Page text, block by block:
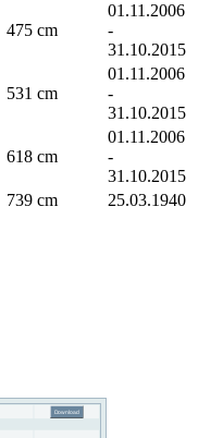
475 cm
01.11.2006
-
31.10.2015
531 cm
01.11.2006
-
31.10.2015
618 cm
01.11.2006
-
31.10.2015
739 cm 25.03.1940